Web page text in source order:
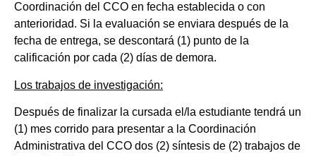
Coordinación del CCO en fecha establecida o con
anterioridad. Si la evaluación se enviara después de la
fecha de entrega, se descontará (1) punto de la
calificación por cada (2) días de demora.
Los trabajos de investigación:
Después de finalizar la cursada el/la estudiante tendrá un
(1) mes corrido para presentar a la Coordinación
Administrativa del CCO dos (2) síntesis de (2) trabajos de